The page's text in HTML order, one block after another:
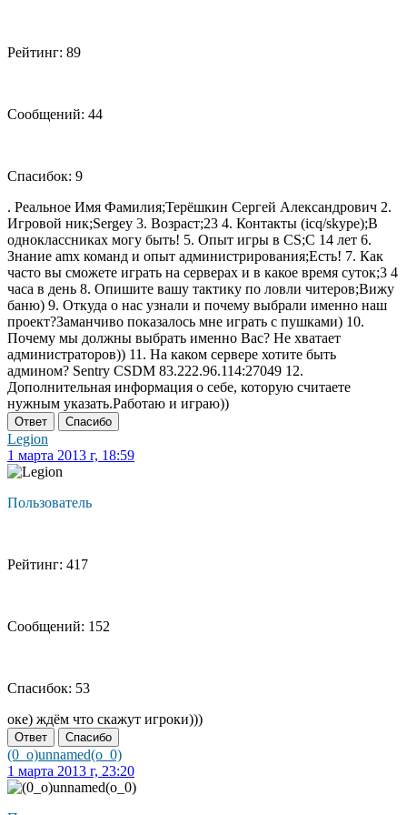
Рейтинг: 89
Сообщений: 44
Спасибок: 9
. Реальное Имя Фамилия;Терёшкин Сергей Александрович 2.
Игровой ник;Sergey 3. Возраст;23 4. Контакты (icq/skype);В
одноклассниках могу быть! 5. Опыт игры в CS;С 14 лет 6.
Знание amx команд и опыт администрирования;Есть! 7. Как
часто вы сможете играть на серверах и в какое время суток;3 4
часа в день 8. Опишите вашу тактику по ловли читеров;Вижу
баню) 9. Откуда о нас узнали и почему выбрали именно наш
проект?Заманчиво показалось мне играть с пушками) 10.
Почему мы должны выбрать именно Вас? Не хватает
администраторов)) 11. На каком сервере хотите быть
админом? Sentry CSDM 83.222.96.114:27049 12.
Дополнительная информация о себе, которую считаете
нужным указать.Работаю и играю))
Ответ Спасибо
Legion
1 марта 2013 г, 18:59
Пользователь
Рейтинг: 417
Сообщений: 152
Спасибок: 53
оке) ждём что скажут игроки)))
Ответ Спасибо
(0_o)unnamed(o_0)
1 марта 2013 г, 23:20